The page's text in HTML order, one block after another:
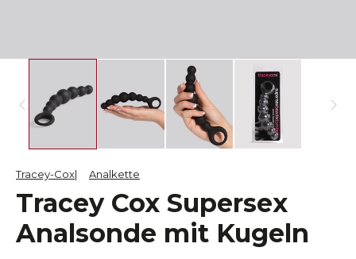
Tracey-Cox Analkette
Tracey Cox Supersex
Analsonde mit Kugeln